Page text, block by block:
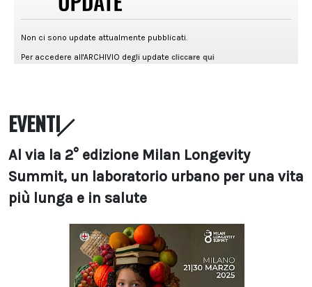
EVENTI
Al via la 2° edizione Milan Longevity
Summit, un laboratorio urbano per una vita
più lunga e in salute